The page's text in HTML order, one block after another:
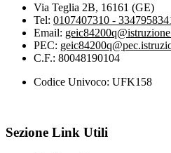
Via Teglia 2B, 16161 (GE)
Tel: 0107407310 -
Email:
PEC:
C.F.: 80048190104
Codice Univoco: UFK158
Sezione Link Utili